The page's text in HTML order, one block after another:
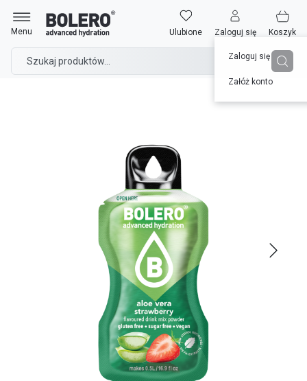
do
treści
Menu Ulubione Zaloguj się
Zaloguj się
Załóż konto
Koszyk
Bolero 3g Aloe Vera Strawberry (Aloes z truskawką) ze stewią